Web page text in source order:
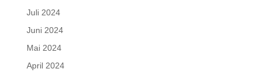
Juli 2024
Juni 2024
Mai 2024
April 2024